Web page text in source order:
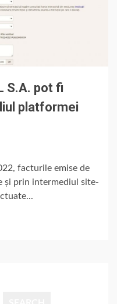
S.A. pot fi
platformei
facturile emise de
și prin intermediul site-